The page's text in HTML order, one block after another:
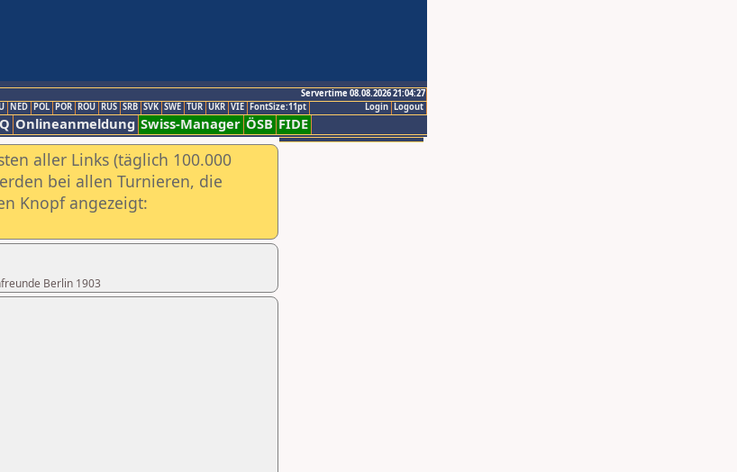
Servertime 08.08.2026 21:04:27
Logout
Login
NED POL POR ROU RUS SRB SVK SWE TUR UKR VIE FontSize:11pt
Onlineanmeldung Swiss-Manager ÖSB FIDE
aller Links (täglich 100.000
bei allen Turnieren, die
Knopf angezeigt:
Berlin 1903